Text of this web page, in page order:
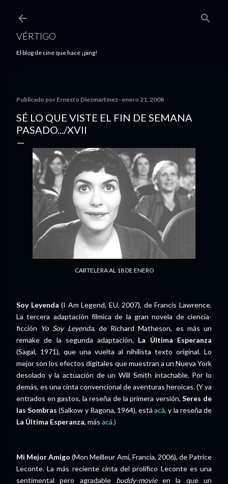
VÉRTIGO
El blog de cine que hace ¡ping!
Publicado por Ernesto Diezmartínez enero 21, 2008
SÉ LO QUE VISTE EL FIN DE SEMANA
PASADO.../XVII
CARTELERA AL 18 DE ENERO
Soy Leyenda (I Am Legend, EU, 2007), de Francis Lawrence.
La tercera adaptación fílmica de la gran novela de ciencia-
ficción Yo Soy Leyenda, de Richard Matheson, es más un
remake de la segunda adaptación, La Última Esperanza
(Sagal, 1971), que una vuelta al nihilista texto original. Lo
mejor son los efectos digitales que muestran a un Nueva York
desolado y la actuación de un Will Smith intachable. Por lo
demás, es una cinta convencional de aventuras heroicas. (Y ya
entrados en gastos, la reseña de la primera versión,Seres de
las Sombras (Salkow y Ragona, 1964), estáacá,y la reseña de
La Última Esperanza, más acá.)
Mi Mejor Amigo (Mon Meilleur Ami, Francia, 2006), de Patrice
Leconte. La más reciente cinta del prolífico Leconte es una
sentimental pero agradable buddy-movieen la que un